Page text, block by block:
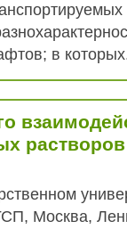
в
растворов
Москва,